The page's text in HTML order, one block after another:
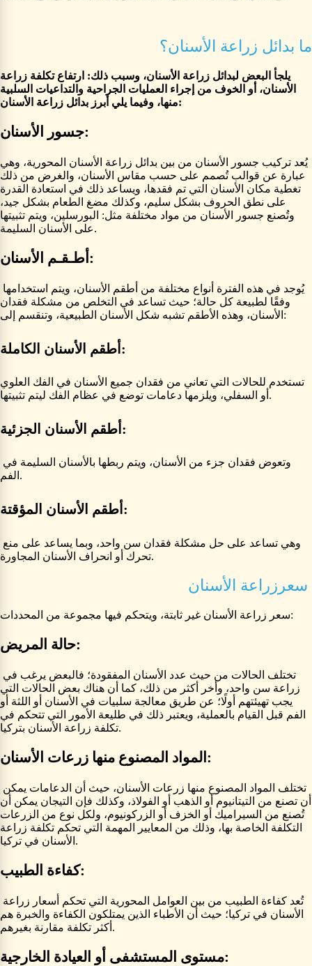
ما بدائل زراعة الأسنان؟
يلجأ البعض لبدائل زراعة الأسنان، وسبب ذلك: ارتفاع تكلفة زراعة
الأسنان، أو الخوف من إجراء العمليات الجراحية والتداعيات السلبية
منها، وفيما يلي أبرز بدائل زراعة الأسنان:
جسور الأسنان:
يُعد تركيب جسور الأسنان من بين بدائل زراعة الأسنان المحورية، وهي
عبارة عن قوالب تُصمم على حسب مقاس الأسنان، والغرض من ذلك
تغطية مكان الأسنان التي تم فقدها، ويساعد ذلك في استعادة القدرة
على نطق الحروف بشكل سليم، وكذلك مضغ الطعام بشكل جيد،
وتُصنع جسور الأسنان من مواد مختلفة مثل: البورسلين، ويتم تثبيتها
على الأسنان السليمة.
أطـقـم الأسنان:
وفقًا لطبيعة كل حالة؛ حيث تساعد في التخلص من مشكلة فقدان
الأسنان، وهذه الأطقم تشبه شكل الأسنان الطبيعية، وتنقسم إلى:
أطقم الأسنان الكاملة:
تستخدم للحالات التي تعاني من فقدان جميع الأسنان في الفك العلوي
أو السفلي، ويلزمها دعامات توضع في عظام الفك ليتم تثبيتها.
أطقم الأسنان الجزئية:
الفم.
أطقم الأسنان المؤقتة:
تحرك أو انحراف الأسنان المجاورة.
سعر زراعة الأسنان غير ثابتة، ويتحكم فيها مجموعة من المحددات:
حالة المريض:
زراعة سن واحد، وأخر أكثر من ذلك، كما أن هناك بعض الحالات التي
يجب تهيئتهم أولًا؛ عن طريق معالجة سلبيات في الأسنان أو اللثة أو
الفم قبل القيام بالعملية، ويعتبر ذلك في طليعة الأمور التي تتحكم في
تكلفة زراعة الأسنان بتركيا.
المواد المصنوع منها زرعات الأسنان:
أن تصنع من التيتانيوم أو الذهب أو الفولاذ، وكذلك فإن التيجان يمكن أن
تُصنع من السيراميك أو الخزف أو الزركونيوم، ولكل نوع من الزرعات
التكلفة الخاصة بها، وذلك من المعايير المهمة التي تحكم تكلفة زراعة
الأسنان في تركيا.
كفاءة الطبيب:
تُعد كفاءة الطبيب من بين العوامل المحورية التي تحكم أسعار زراعة
الأسنان في تركيا؛ حيث أن الأطباء الذين يمتلكون الكفاءة والخبرة هم
أكثر تكلفة مقارنة بغيرهم.
مستوى المستشفى أو العيادة الخارجية: